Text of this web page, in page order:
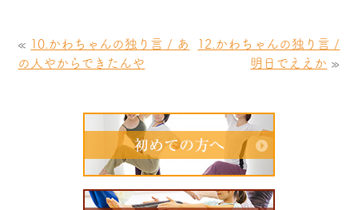
« 10.かわちゃんの独り言 / あ
の人やからできたんや
12.かわちゃんの独り言 /
明日でええか »